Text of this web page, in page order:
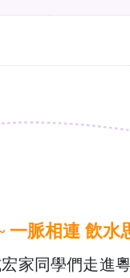
一脈相連 飲水
家同學們走進